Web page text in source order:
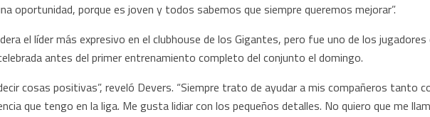
oportunidad, porque es joven y todos sabemos que siempre queremos mejorar”.
el líder más expresivo en el clubhouse de los Gigantes, pero fue uno de los
antes del primer entrenamiento completo del conjunto el domingo.
cosas positivas”, reveló Devers. “Siempre trato de ayudar a mis compañeros tanto
que tengo en la liga. Me gusta lidiar con los pequeños detalles. No quiero que me